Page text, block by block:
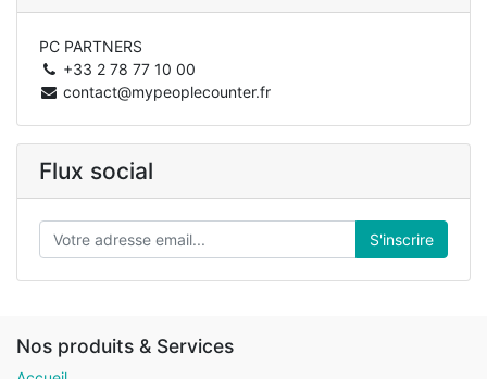
PC PARTNERS
+33 2 78 77 10 00
contact@mypeoplecounter.fr
Flux social
S'inscrire
Nos produits & Services